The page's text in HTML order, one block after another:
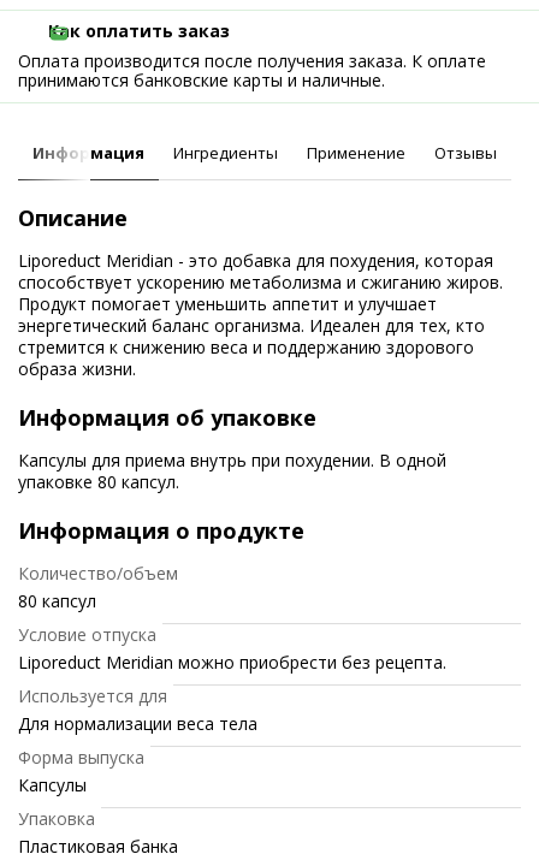
Как оплатить заказ
Оплата производится после получения заказа. К оплате
принимаются банковские карты и наличные.
Информация Ингредиенты Применение Отзывы
Описание
Liporeduct Meridian - это добавка для похудения, которая
способствует ускорению метаболизма и сжиганию жиров.
Продукт помогает уменьшить аппетит и улучшает
энергетический баланс организма. Идеален для тех, кто
стремится к снижению веса и поддержанию здорового
образа жизни.
Информация об упаковке
Капсулы для приема внутрь при похудении. В одной
упаковке 80 капсул.
Информация о продукте
Количество/объем
80 капсул
Условие отпуска
Liporeduct Meridian можно приобрести без рецепта.
Используется для
Для нормализации веса тела
Форма выпуска
Капсулы
Упаковка
Пластиковая банка